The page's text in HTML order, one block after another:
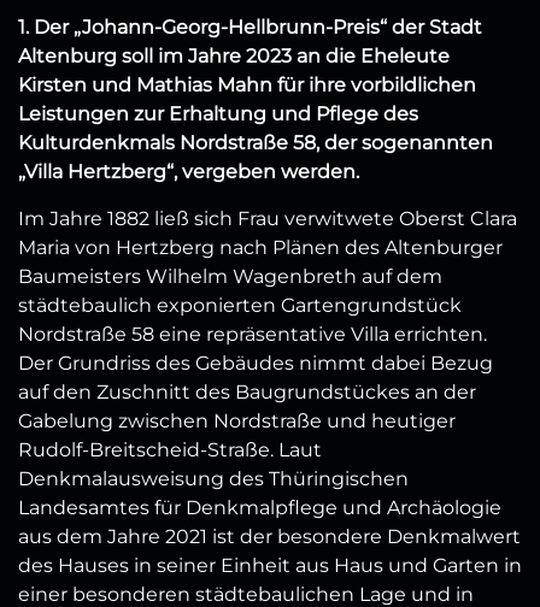
1. Der „Johann-Georg-Hellbrunn-Preis“ der Stadt
Altenburg soll im Jahre 2023 an die Eheleute
Kirsten und Mathias Mahn für ihre vorbildlichen
Leistungen zur Erhaltung und Pflege des
Kulturdenkmals Nordstraße 58, der sogenannten
„Villa Hertzberg“, vergeben werden.
Im Jahre 1882 ließ sich Frau verwitwete Oberst Clara
Maria von Hertzberg nach Plänen des Altenburger
Baumeisters Wilhelm Wagenbreth auf dem
städtebaulich exponierten Gartengrundstück
Nordstraße 58 eine repräsentative Villa errichten.
Der Grundriss des Gebäudes nimmt dabei Bezug
auf den Zuschnitt des Baugrundstückes an der
Gabelung zwischen Nordstraße und heutiger
Rudolf-Breitscheid-Straße. Laut
Denkmalausweisung des Thüringischen
Landesamtes für Denkmalpflege und Archäologie
aus dem Jahre 2021 ist der besondere Denkmalwert
des Hauses in seiner Einheit aus Haus und Garten in
einer besonderen städtebaulichen Lage und in